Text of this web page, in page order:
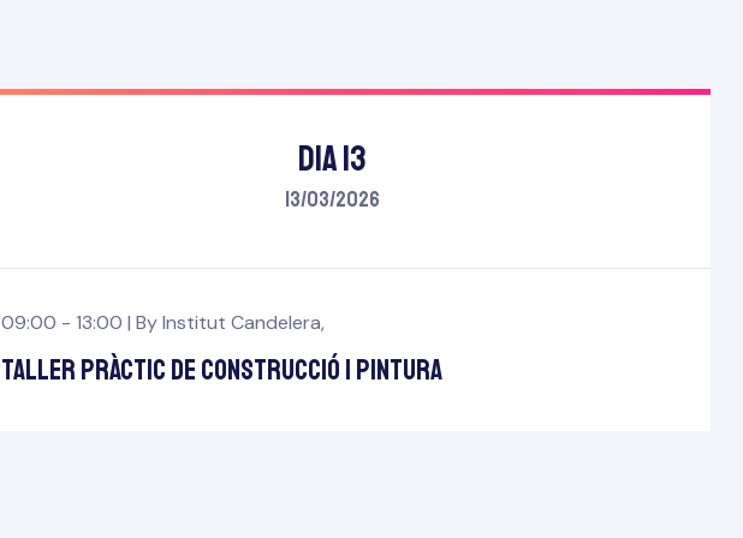
Dia 13
13/03/2026
09:00 - 13:00 | ByInstitut Candelera,
Taller pràctic de construcció i pintura